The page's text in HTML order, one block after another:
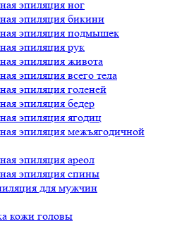
эпиляция ног
эпиляция бикини
эпиляция подмышек
эпиляция рук
эпиляция живота
эпиляция всего тела
эпиляция голеней
эпиляция бедер
эпиляция ягодиц
эпиляция межъягодичной
эпиляция ареол
эпиляция спины
для мужчин
кожи головы